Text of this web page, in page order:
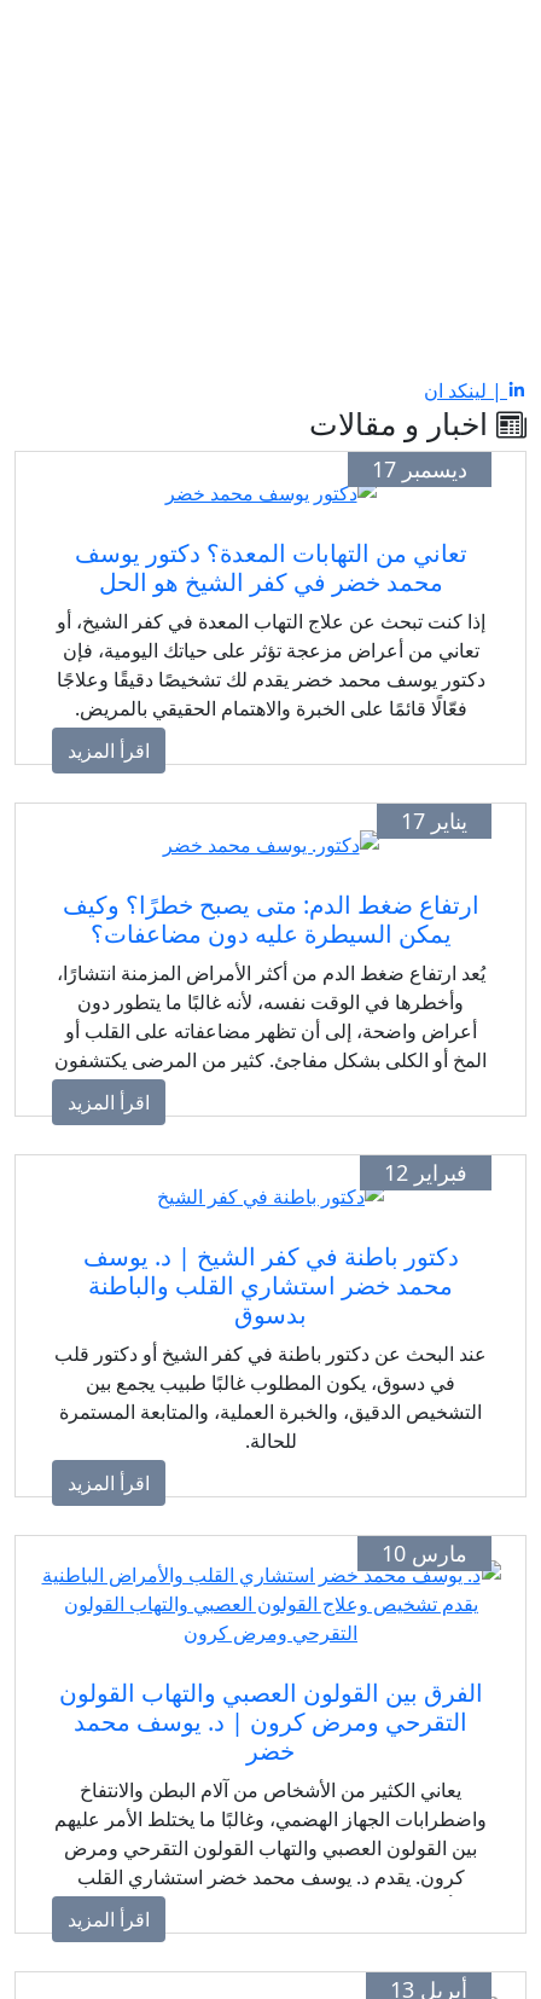
| لينكد ان
اخبار و مقالات
ديسمبر 17
تعاني من التهابات المعدة؟ دكتور يوسف
محمد خضر في كفر الشيخ هو الحل
إذا كنت تبحث عن علاج التهاب المعدة في كفر الشيخ، أو
تعاني من أعراض مزعجة تؤثر على حياتك اليومية، فإن
دكتور يوسف محمد خضر يقدم لك تشخيصًا دقيقًا وعلاجًا
فعّالًا قائمًا على الخبرة والاهتمام الحقيقي بالمريض.
اقرأ المزيد
يناير 17
ارتفاع ضغط الدم: متى يصبح خطرًا؟ وكيف
يمكن السيطرة عليه دون مضاعفات؟
يُعد ارتفاع ضغط الدم من أكثر الأمراض المزمنة انتشارًا،
وأخطرها في الوقت نفسه، لأنه غالبًا ما يتطور دون
أعراض واضحة، إلى أن تظهر مضاعفاته على القلب أو
المخ أو الكلى بشكل مفاجئ. كثير من المرضى يكتشفون
إصابتهم بالضغط المرتفع بعد سنوات من الإهمال
اقرأ المزيد
فبراير 12
دكتور باطنة في كفر الشيخ | د. يوسف
محمد خضر استشاري القلب والباطنة
بدسوق
عند البحث عن دكتور باطنة في كفر الشيخ أو دكتور قلب
في دسوق، يكون المطلوب غالبًا طبيب يجمع بين
التشخيص الدقيق، والخبرة العملية، والمتابعة المستمرة
للحالة.
اقرأ المزيد
مارس 10
الفرق بين القولون العصبي والتهاب القولون
التقرحي ومرض كرون | د. يوسف محمد
خضر
يعاني الكثير من الأشخاص من آلام البطن والانتفاخ
واضطرابات الجهاز الهضمي، وغالبًا ما يختلط الأمر عليهم
بين القولون العصبي والتهاب القولون التقرحي ومرض
كرون. يقدم د. يوسف محمد خضر استشاري القلب
والأمراض الباطنية خدمات تشخيص وعلاج دقيقة لكل
حالة لضمان الوصول للعلاج المناسب بطريقة صحيحة
اقرأ المزيد
أبريل 13